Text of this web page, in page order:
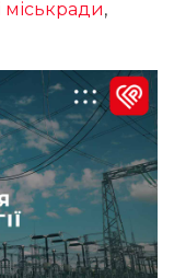
міськради,